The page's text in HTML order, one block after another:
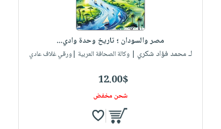
مصر والسودان ؛ تاريخ وحدة وادي...
لـ محمد فؤاد شكري | وكالة الصحافة العربية |ورقي غلاف عادي
12.00$
شحن مخفض